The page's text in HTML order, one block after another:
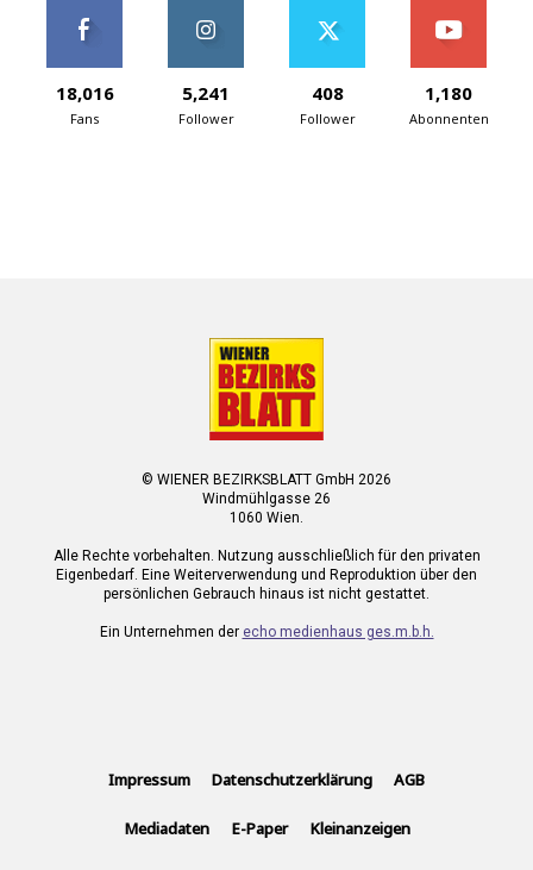
18,016
Fans
5,241
Follower
408
Follower
1,180
Abonnenten
© WIENER BEZIRKSBLATT GmbH 2026
Windmühlgasse 26
1060 Wien.
Alle Rechte vorbehalten. Nutzung ausschließlich für den privaten
Eigenbedarf. Eine Weiterverwendung und Reproduktion über den
persönlichen Gebrauch hinaus ist nicht gestattet.
Ein Unternehmen der echo medienhaus ges.m.b.h.
Impressum Datenschutzerklärung AGB
Mediadaten E-Paper Kleinanzeigen